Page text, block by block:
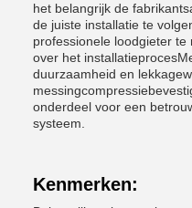
het belangrijk de
de juiste installatie te
professionele loodgieter
over het
duurzaamheid en
onderdeel voor een
systeem.
Kenmerken: